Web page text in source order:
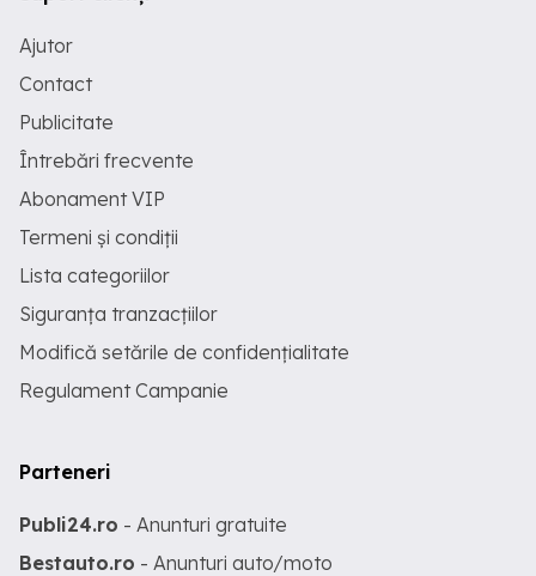
Ajutor
Contact
Publicitate
Întrebări frecvente
Abonament VIP
Termeni și condiții
Lista categoriilor
Siguranța tranzacțiilor
Modifică setările de confidențialitate
Regulament Campanie
Parteneri
Publi24.ro - Anunturi gratuite
Bestauto.ro - Anunturi auto/moto